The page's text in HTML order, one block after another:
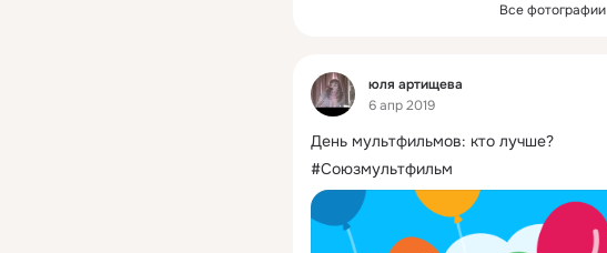
Все фотографии
Фид
юля артищева
6 апр 2019
День мультфильмов: кто лучше?
#Союзмультфильм